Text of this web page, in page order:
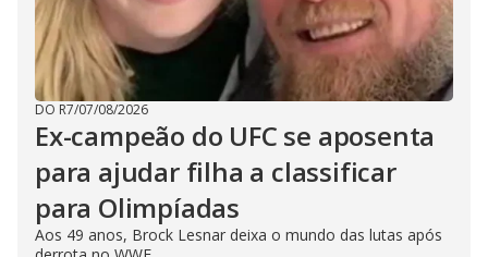
DO R7/07/08/2026
Ex-campeão do UFC se aposenta
para ajudar filha a classificar
para Olimpíadas
Aos 49 anos, Brock Lesnar deixa o mundo das lutas após